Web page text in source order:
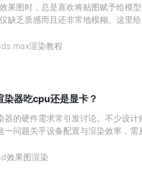
果图时，总是喜欢将贴图赋予给模
缺乏质感而且还非常地模糊。这里给
备好的贴图拖入贴图生成器中。2、
max渲染教程
器吃cpu还是显卡？
器的硬件需求常引发讨论。不少设计
问题关乎设备配置与渲染效率，需
计师而言，硬件投入的优先级一直
效果图渲染